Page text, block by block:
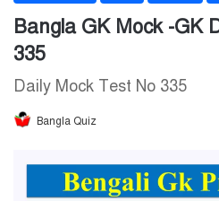
Bangla GK Mock -GK
335
Daily Mock Test No 335
Bangla Quiz